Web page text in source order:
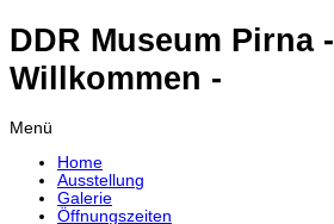
DDR Museum Pirna -
Willkommen -
Menü
Home
Ausstellung
Galerie
Öffnungszeiten